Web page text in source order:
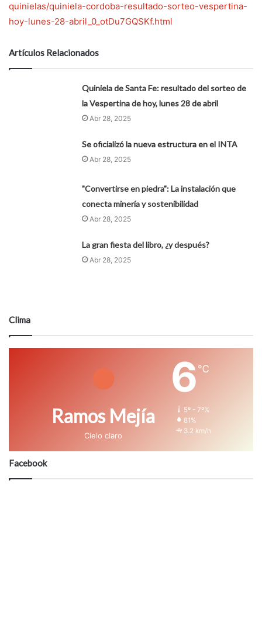
quinielas/quiniela-cordoba-resultado-sorteo-vespertina-
hoy-lunes-28-abril_0_otDu7GQSKf.html
Artículos Relacionados
Quiniela de Santa Fe: resultado del sorteo de
la Vespertina de hoy, lunes 28 de abril
Abr 28, 2025
Se oficializó la nueva estructura en el INTA
Abr 28, 2025
"Convertirse en piedra": La instalación que
conecta minería y sostenibilidad
Abr 28, 2025
La gran fiesta del libro, ¿y después?
Abr 28, 2025
Clima
Ramos Mejía
Cielo claro
6 ℃
5º - 7º%
81%
3.2 km/h
Facebook